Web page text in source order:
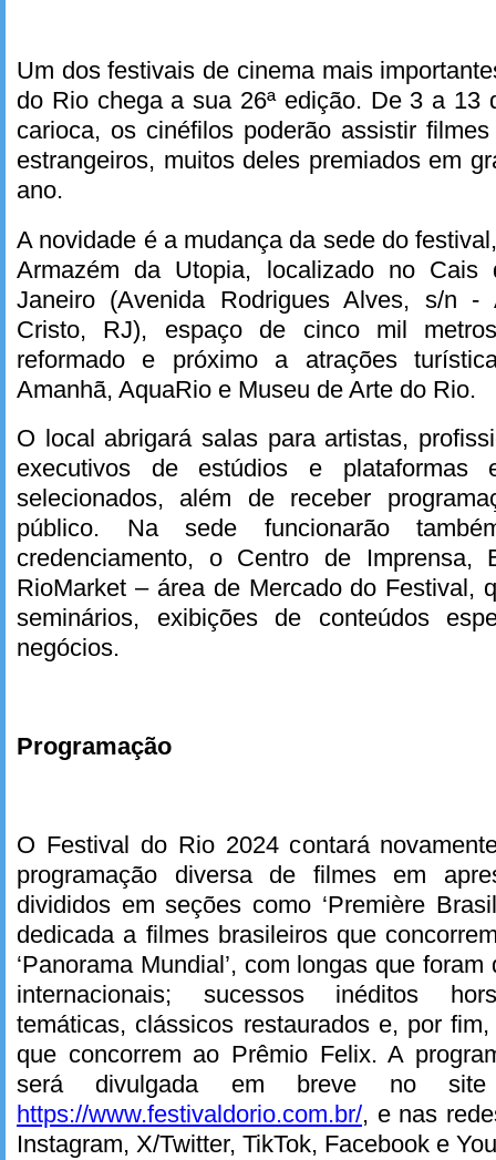
Um dos festivais de cinema mais
do Rio chega a sua 26ª edição. De 3 a 13
carioca, os cinéfilos poderão assistir
estrangeiros, muitos deles premiados em
ano.
A novidade é a mudança da sede do
Armazém da Utopia, localizado no
Janeiro (Avenida Rodrigues Alves, s/n
Cristo, RJ), espaço de cinco mil
reformado e próximo a atrações
Amanhã, AquaRio e Museu de Arte do Rio.
O local abrigará salas para artistas,
executivos de estúdios e
selecionados, além de receber
público. Na sede funcionarão
credenciamento, o Centro de Imprensa,
RioMarket – área de Mercado do Festival,
seminários, exibições de conteúdos
negócios.
Programação
O Festival do Rio 2024 contará
programação diversa de filmes em
divididos em seções como ‘Première
dedicada a filmes brasileiros que
‘Panorama Mundial’, com longas que
internacionais; sucessos inéditos
temáticas, clássicos restaurados e, por
que concorrem ao Prêmio Felix. A
será divulgada em breve no
https://www.festivaldorio.com.br/, e nas
Instagram, X/Twitter, TikTok, Facebook e